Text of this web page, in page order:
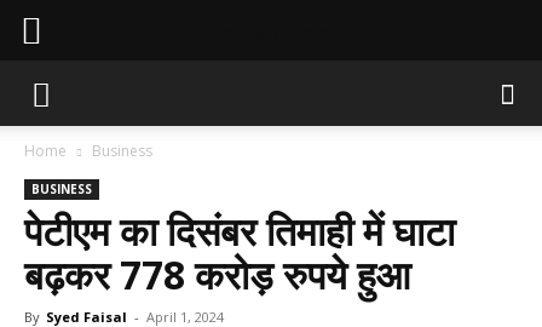
Home Business
BUSINESS
पेटीएम का दिसंबर तिमाही में घाटा
बढ़कर 778 करोड़ रुपये हुआ
By Syed Faisal - April 1, 2024